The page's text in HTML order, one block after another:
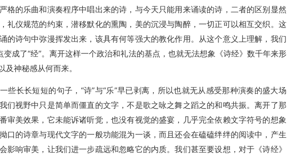
格的乐曲和演奏程序中唱出来的诗，与今天只能用来诵读的诗，二者的区别显然
礼仪规范的约束，潜移默化的熏陶，美的沉浸与陶醉，一切正可以相互交织。这
的诗句中弥漫挥发出来，该具有何等强大的教化作用。从这个意义上理解，我们
变成了“经”。离开这样一个政治和礼法的基点，也就无法想象《诗经》数千年来形
神秘感从何而来。
些长长短短的句子，“诗”与“乐”早已剥离，所以也就无从感受那种演奏的盛大场
们视野中只是简单而僵直的文字，不是歌之咏之舞之蹈之的和鸣共振。离开了那
审美效果，它未能诉诸听觉，也没有视觉的盛宴，几乎完全依赖文字符号的想象
口的诗章与现代文字的一般功能混为一谈，而且还会在磕磕绊绊的阅读中，产生
影响审美，让我们进一步疏远和忽略它的内质。我们甚至要设想，对于《诗经》